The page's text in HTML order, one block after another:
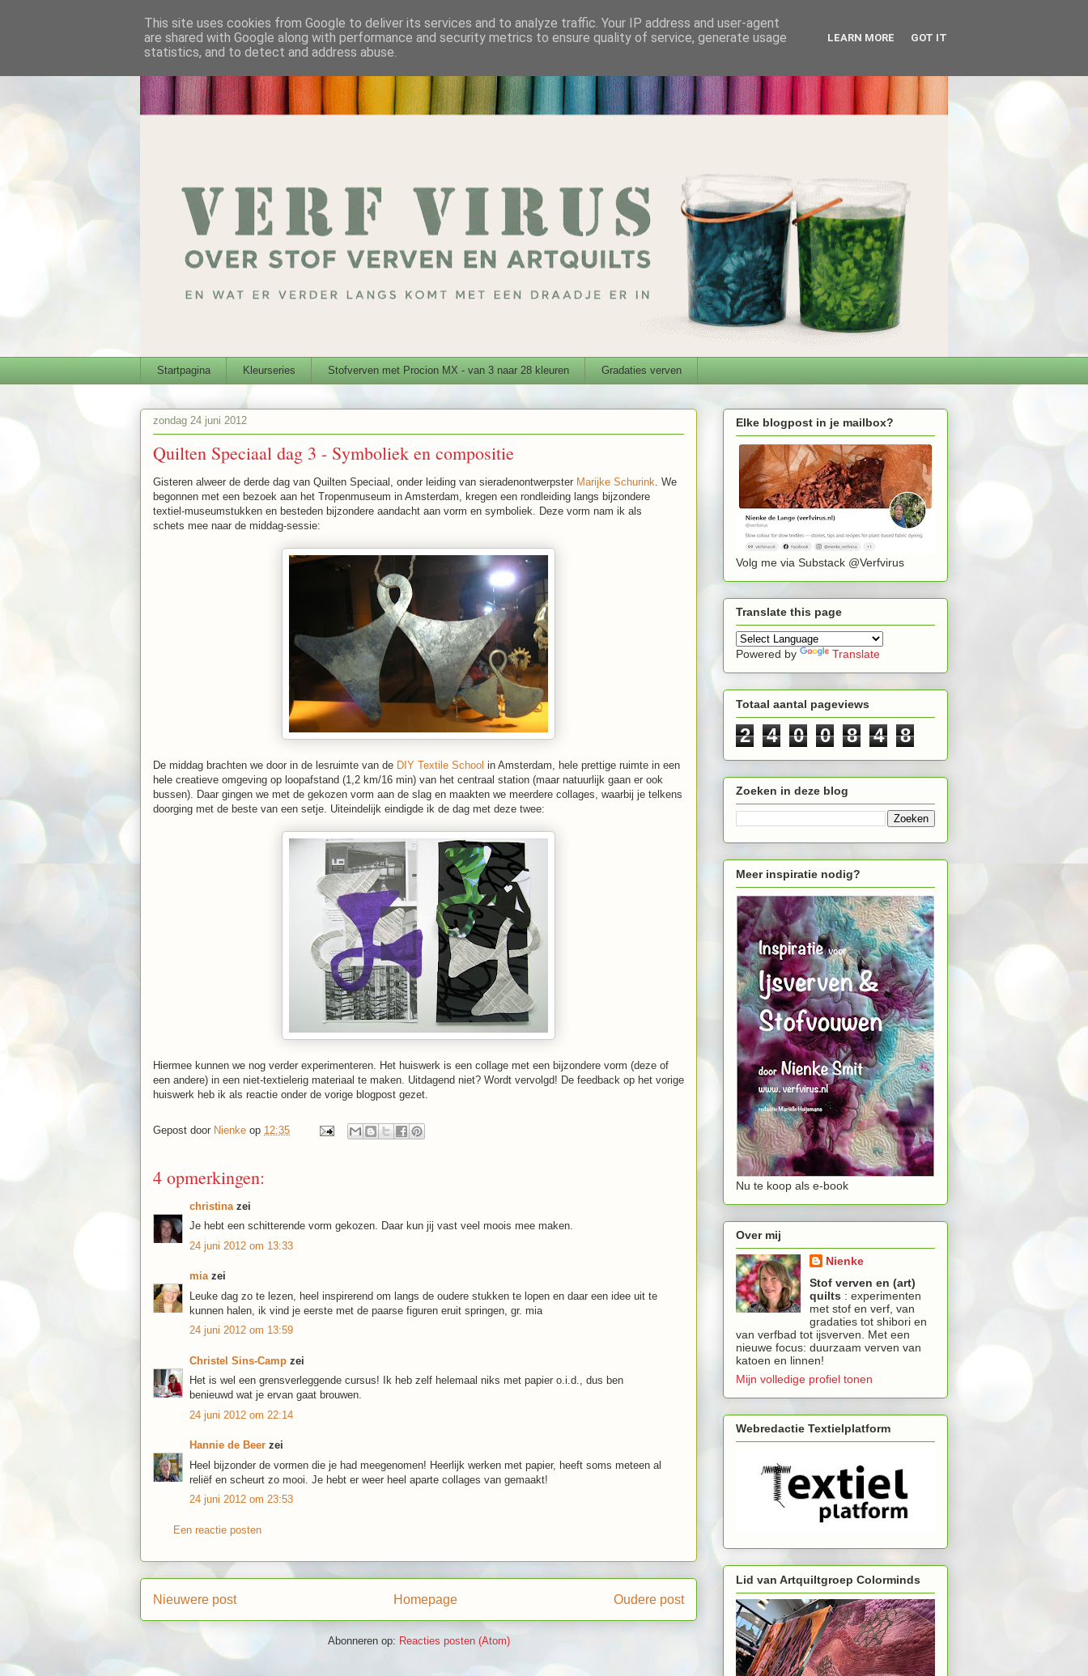
Startpagina Kleurseries Stofverven met Procion MX - van 3 naar 28 kleuren Gradaties verven
zondag 24 juni 2012
Quilten Speciaal dag 3 - Symboliek en compositie
Gisteren alweer de derde dag van Quilten Speciaal, onder leiding van sieradenontwerpster Marijke Schurink . We
begonnen met een bezoek aan het Tropenmuseum in Amsterdam, kregen een rondleiding langs bijzondere
textiel-museumstukken en besteden bijzondere aandacht aan vorm en symboliek. Deze vorm nam ik als
schets mee naar de middag-sessie:
De middag brachten we door in de lesruimte van de DIY Textile School in Amsterdam, hele prettige ruimte in een
hele creatieve omgeving op loopafstand (1,2 km/16 min) van het centraal station (maar natuurlijk gaan er ook
bussen). Daar gingen we met de gekozen vorm aan de slag en maakten we meerdere collages, waarbij je telkens
doorging met de beste van een setje. Uiteindelijk eindigde ik de dag met deze twee:
Hiermee kunnen we nog verder experimenteren. Het huiswerk is een collage met een bijzondere vorm (deze of
een andere) in een niet-textielerig materiaal te maken. Uitdagend niet? Wordt vervolgd! De feedback op het vorige
huiswerk heb ik als reactie onder de vorige blogpost gezet.
Gepost door Nienke op 12:35
4 opmerkingen:
christina zei
Je hebt een schitterende vorm gekozen. Daar kun jij vast veel moois mee maken.
24 juni 2012 om 13:33
miazei
Leuke dag zo te lezen, heel inspirerend om langs de oudere stukken te lopen en daar een idee uit te
kunnen halen, ik vind je eerste met de paarse figuren eruit springen, gr. mia
24 juni 2012 om 13:59
Christel Sins-Camp zei
Het is wel een grensverleggende cursus! Ik heb zelf helemaal niks met papier o.i.d., dus ben
benieuwd wat je ervan gaat brouwen.
24 juni 2012 om 22:14
Hannie de Beer zei
Heel bijzonder de vormen die je had meegenomen! Heerlijk werken met papier, heeft soms meteen al
reliëf en scheurt zo mooi. Je hebt er weer heel aparte collages van gemaakt!
24 juni 2012 om 23:53
Een reactie posten
Nieuwere post Oudere post
Homepage
Abonneren op: Reacties posten (Atom)
Elke blogpost in je mailbox?
Volg me via Substack @Verfvirus
Translate this page
Powered by Translate
Totaal aantal pageviews
2 4 0 0 8 4 8
Zoeken in deze blog
Meer inspiratie nodig?
Nu te koop als e-book
Over mij
Nienke
Stof verven en (art)
quilts : experimenten
met stof en verf, van
gradaties tot shibori en
van verfbad tot ijsverven. Met een
nieuwe focus: duurzaam verven van
katoen en linnen!
Mijn volledige profiel tonen
Webredactie Textielplatform
Lid van Artquiltgroep Colorminds
This site uses cookies from Google to deliver its services and to analyze traffic. Your IP address and user-agent
are shared with Google along with performance and security metrics to ensure quality of service, generate usage
statistics, and to detect and address abuse.
LEARN MORE GOT IT